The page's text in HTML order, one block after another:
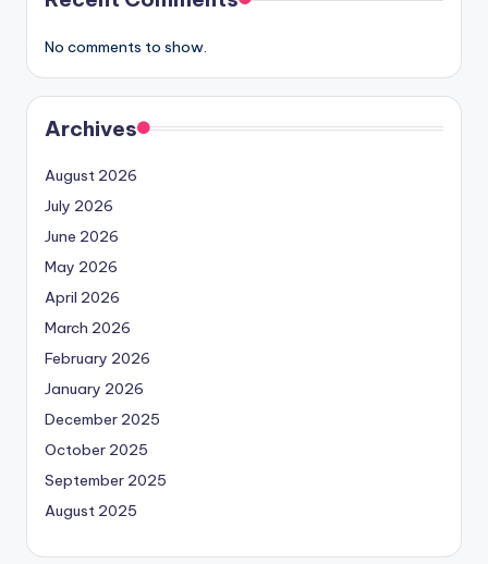
No comments to show.
Archives
August 2026
July 2026
June 2026
May 2026
April 2026
March 2026
February 2026
January 2026
December 2025
October 2025
September 2025
August 2025